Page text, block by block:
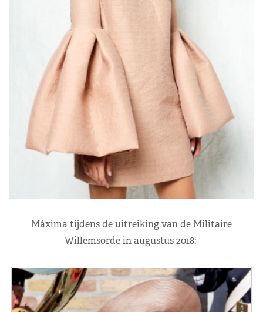
Máxima tijdens de uitreiking van de Militaire
Willemsorde in augustus 2018: